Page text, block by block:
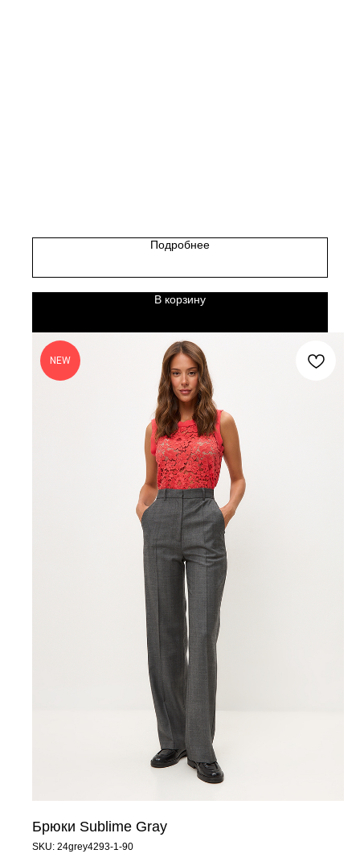
Подробнее
В корзину
NEW
Брюки Sublime Gray
SKU: 24grey4293-1-90